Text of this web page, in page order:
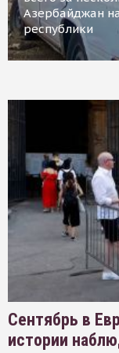
Азербайджан
республики
Сентябрь в
истории